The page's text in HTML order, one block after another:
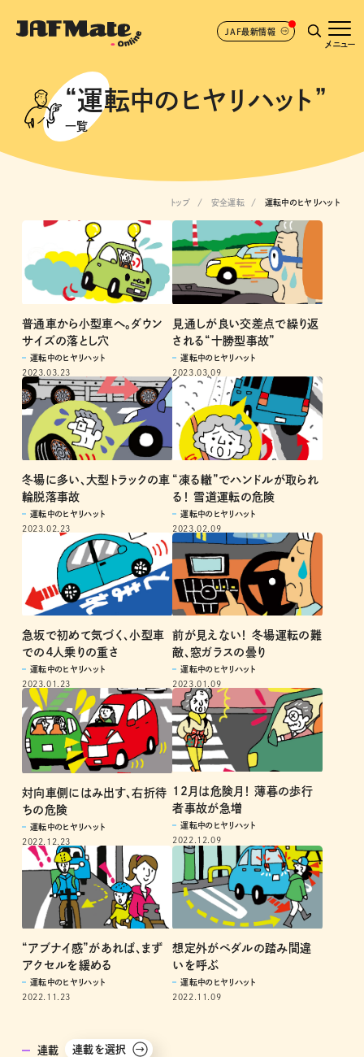
JAF最新情報
メニュー
“運転中のヒヤリハット”
一覧
トップ 安全運転 運転中のヒヤリハット
普通車から小型車へ。ダウン
サイズの落とし穴
運転中のヒヤリハット
2023.03.23
見通しが良い交差点で繰り返
される“十勝型事故”
運転中のヒヤリハット
2023.03.09
冬場に多い、大型トラックの車
輪脱落事故
運転中のヒヤリハット
2023.02.23
“凍る轍”でハンドルが取られ
る！ 雪道運転の危険
運転中のヒヤリハット
2023.02.09
急坂で初めて気づく、小型車
での４人乗りの重さ
運転中のヒヤリハット
2023.01.23
前が見えない！ 冬場運転の難
敵、窓ガラスの曇り
運転中のヒヤリハット
2023.01.09
対向車側にはみ出す、右折待
ちの危険
運転中のヒヤリハット
2022.12.23
12月は危険月！ 薄暮の歩行
者事故が急増
運転中のヒヤリハット
2022.12.09
“アブナイ感”があれば、まず
アクセルを緩める
運転中のヒヤリハット
2022.11.23
想定外がペダルの踏み間違
いを呼ぶ
運転中のヒヤリハット
2022.11.09
連載 連載を選択